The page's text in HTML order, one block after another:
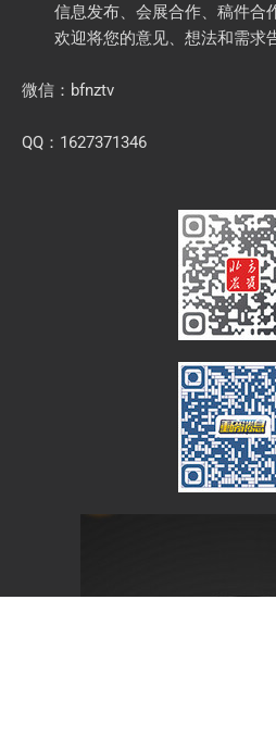
信息发布、会展合作、稿件合作
欢迎将您的意见、想法和需求告
微信：bfnztv
QQ：1627371346